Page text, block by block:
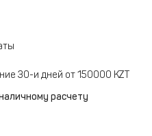
30-и дней от 150000 KZT
расчету